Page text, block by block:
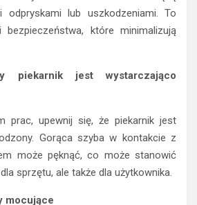
odpryskami lub uszkodzeniami. To
bezpieczeństwa, które minimalizują
piekarnik jest wystarczająco
prac, upewnij się, że piekarnik jest
Gorąca szyba w kontakcie z
może pęknąć, co może stanowić
sprzętu, ale także dla użytkownika.
mocujące